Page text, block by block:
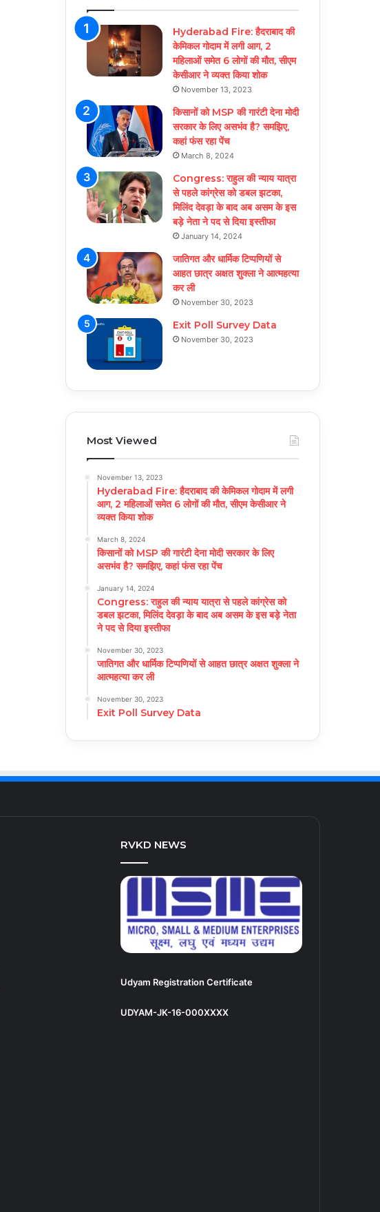
Hyderabad Fire: हैदराबाद की
केमिकल गोदाम में लगी आग, 2
महिलाओं समेत 6 लोगों की मौत, सीएम
केसीआर ने व्यक्त किया शोक
November 13, 2023
किसानों को MSP की गारंटी देना मोदी
सरकार के लिए असभंव है? समझिए,
कहां फंस रहा पेंच
March 8, 2024
Congress: राहुल की न्याय यात्रा
से पहले कांग्रेस को डबल झटका,
मिलिंद देवड़ा के बाद अब असम के इस
बड़े नेता ने पद से दिया इस्तीफा
January 14, 2024
जातिगत और धार्मिक टिप्पणियों से
आहत छात्र अक्षत शुक्ला ने आत्महत्या
कर ली
November 30, 2023
Exit Poll Survey Data
November 30, 2023
Most Viewed
November 13, 2023
Hyderabad Fire: हैदराबाद की केमिकल गोदाम में लगी
आग, 2 महिलाओं समेत 6 लोगों की मौत, सीएम केसीआर ने
व्यक्त किया शोक
March 8, 2024
किसानों को MSP की गारंटी देना मोदी सरकार के लिए
असभंव है? समझिए, कहां फंस रहा पेंच
January 14, 2024
Congress: राहुल की न्याय यात्रा से पहले कांग्रेस को
डबल झटका, मिलिंद देवड़ा के बाद अब असम के इस बड़े नेता
ने पद से दिया इस्तीफा
November 30, 2023
जातिगत और धार्मिक टिप्पणियों से आहत छात्र अक्षत शुक्ला ने
आत्महत्या कर ली
November 30, 2023
Exit Poll Survey Data
RVKD NEWS
Udyam Registration Certificate
UDYAM-JK-16-000XXXX